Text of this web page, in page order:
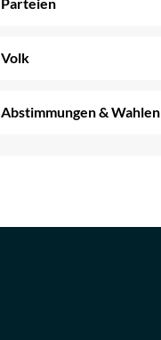
Volk
Abstimmungen & Wahlen